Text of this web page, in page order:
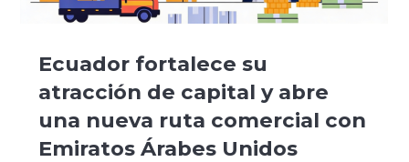
Ecuador fortalece su
atracción de capital y abre
una nueva ruta comercial con
Emiratos Árabes Unidos